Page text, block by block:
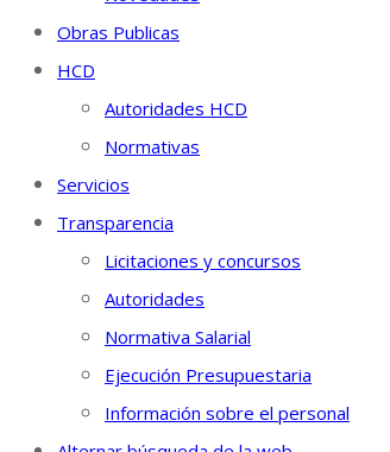
Obras Publicas
HCD
Autoridades HCD
Normativas
Servicios
Transparencia
Licitaciones y concursos
Autoridades
Normativa Salarial
Ejecución Presupuestaria
Información sobre el personal